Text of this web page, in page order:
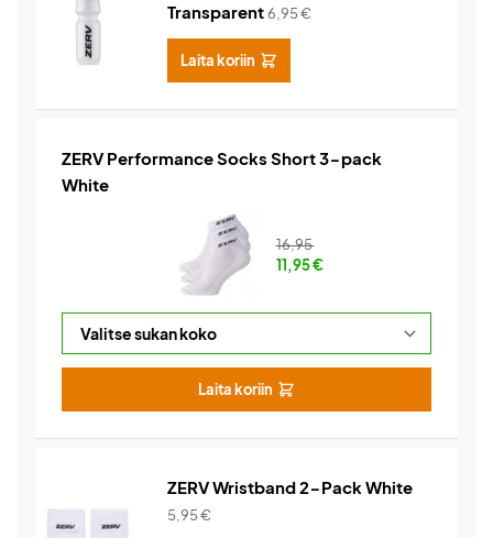
Transparent6,95€
Laita koriin
ZERV Performance Socks Short 3-pack
White
16,95
11,95€
Laita koriin
ZERV Wristband 2-Pack White
5,95€